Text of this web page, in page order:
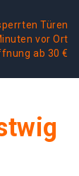
Türen
vor Ort
ab 30 €